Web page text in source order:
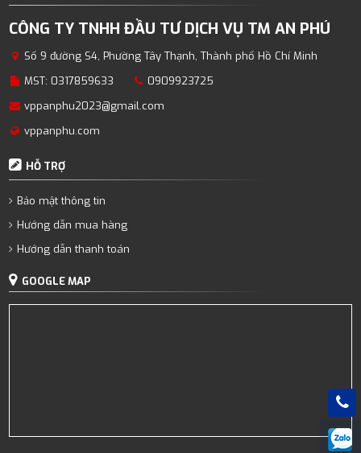
CÔNG TY TNHH ĐẦU TƯ DỊCH VỤ TM AN PHÚ
Số 9 đường S4, Phường Tây Thạnh, Thành phố Hồ Chí Minh
MST: 0317859633
0909923725
vppanphu2023@gmail.com
vppanphu.com
HỖ TRỢ
Bảo mật thông tin
Hướng dẫn mua hàng
Hướng dẫn thanh toán
GOOGLE MAP